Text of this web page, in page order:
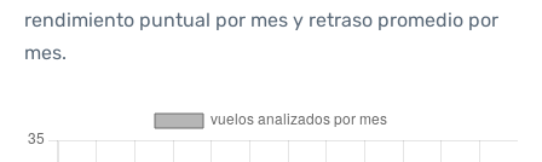
rendimiento puntual por mes y retraso promedio por
mes.